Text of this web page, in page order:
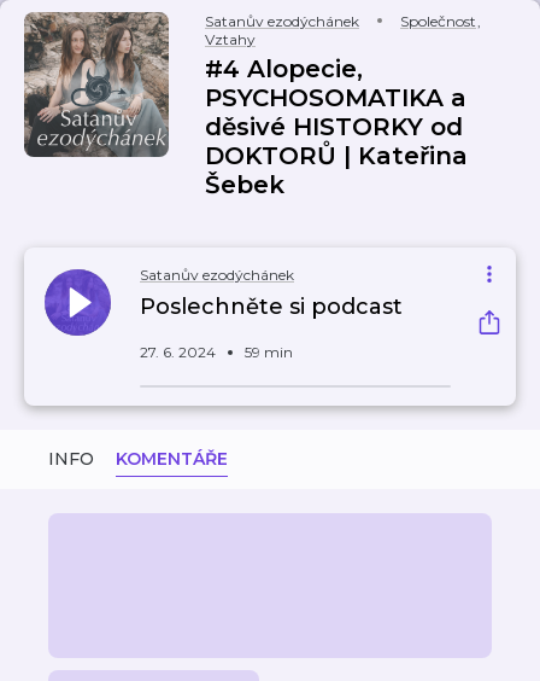
Satanův ezodýchánek Společnost,
Vztahy
#4 Alopecie,
PSYCHOSOMATIKA a
děsivé HISTORKY od
DOKTORŮ | Kateřina
Šebek
Satanův ezodýchánek
Poslechněte si podcast
27. 6. 2024 59 min
INFO KOMENTÁŘE